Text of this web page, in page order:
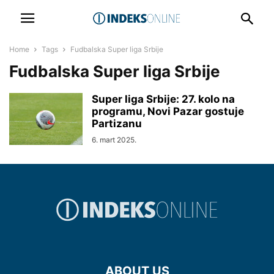
Home Tags Fudbalska Super liga Srbije
Fudbalska Super liga Srbije
Super liga Srbije: 27. kolo na
programu, Novi Pazar gostuje
Partizanu
6. mart 2025.
ABOUT US